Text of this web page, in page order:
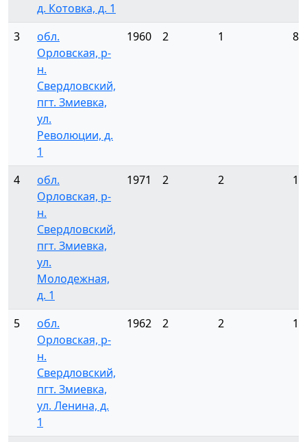
д. Котовка, д. 1
3
обл.
Орловская, р-
н.
Свердловский,
пгт. Змиевка,
ул.
Революции, д.
1
1960 2 1 8
4
обл.
Орловская, р-
н.
Свердловский,
пгт. Змиевка,
ул.
Молодежная,
д. 1
1971 2 2 16
5
обл.
Орловская, р-
н.
Свердловский,
пгт. Змиевка,
ул. Ленина, д.
1
1962 2 2 12